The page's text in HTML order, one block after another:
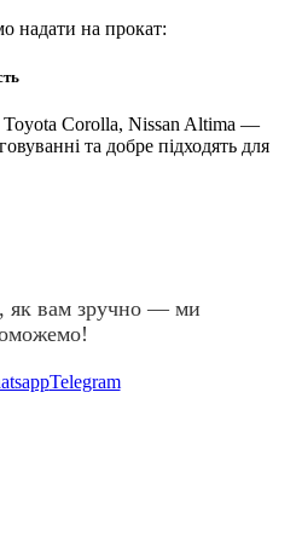
надати на прокат:
Toyota Corolla, Nissan Altima —
та добре підходять для
як вам зручно — ми
Telegram